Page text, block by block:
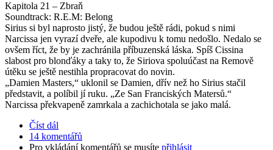
Kapitola 21 – Zbraň
Soundtrack: R.E.M: Belong
Sirius si byl naprosto jistý, že budou ještě rádi, pokud s nimi
Narcissa jen vyrazí dveře, ale kupodivu k tomu nedošlo. Nedalo se
ovšem říct, že by je zachránila příbuzenská láska. Spíš Cissina
slabost pro blonďáky a taky to, že Siriova spoluúčast na Remově
útěku se ještě nestihla propracovat do novin.
„Damien Masters,“ uklonil se Damien, dřív než ho Sirius stačil
představit, a políbil jí ruku. „Ze San Franciských Matersů.“
Narcissa překvapeně zamrkala a zachichotala se jako malá.
Číst dál
14 komentářů
Pro vkládání komentářů se musíte přihlásit